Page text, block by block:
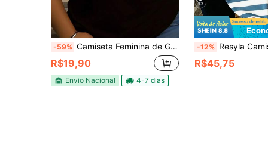
-59% Camiseta Feminina de Gola Redonda Estampada com professor, Moda T-shirt Feminina com Estampa de professor, Camiseta Casual De Manga Curta, Promoção Blusinha Feminina, Conforto para Todas as Estações
R$19,90
Envio Nacional 4-7 dias
13
-12% Resyla Camiseta Casual Feminina de
R$45,75